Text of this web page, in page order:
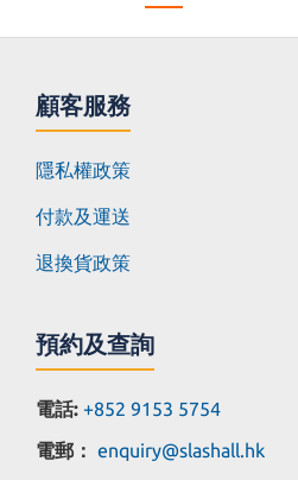
顧客服務
隱私權政策
付款及運送
退換貨政策
預約及查詢
電話: +852 9153 5754
電郵： enquiry@slashall.hk